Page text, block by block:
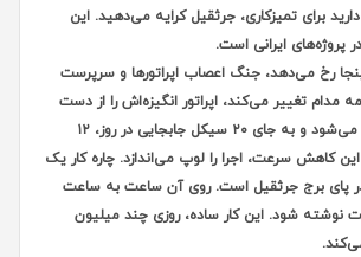
برای تمیزکاری، جرثقیل کرایه می‌دهید. این
پروژه‌های ایرانی است.
رخ می‌دهد، جنگ اعصاب اپراتورها و سرپرست
مدام تغییر می‌کند، اپراتور انگیزه‌اش را از دست
می‌دهد، حرکت‌ها کند می‌شود و به جای ۲۰ سیکل جابجایی در روز، ۱۲
کاهش سرعت، اجرا را لوپ می‌اندازد. چاره کار یک
پای برج جرثقیل است. روی آن ساعت به ساعت
نوشته شود. این کار ساده، روزی چند میلیون